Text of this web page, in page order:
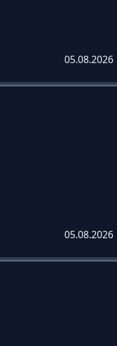
05.08.2026
05.08.2026